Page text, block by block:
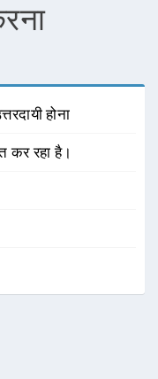
होना
कर रहा है।